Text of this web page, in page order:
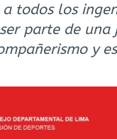
todos los
parte de
y